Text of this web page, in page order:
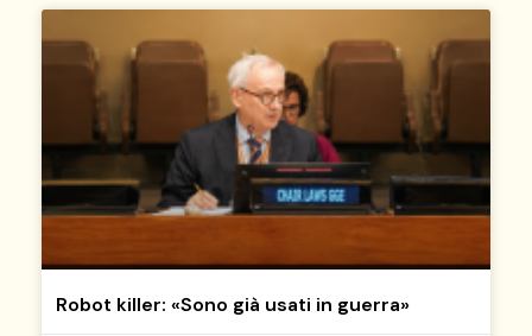
Robot killer: «Sono già usati in guerra»